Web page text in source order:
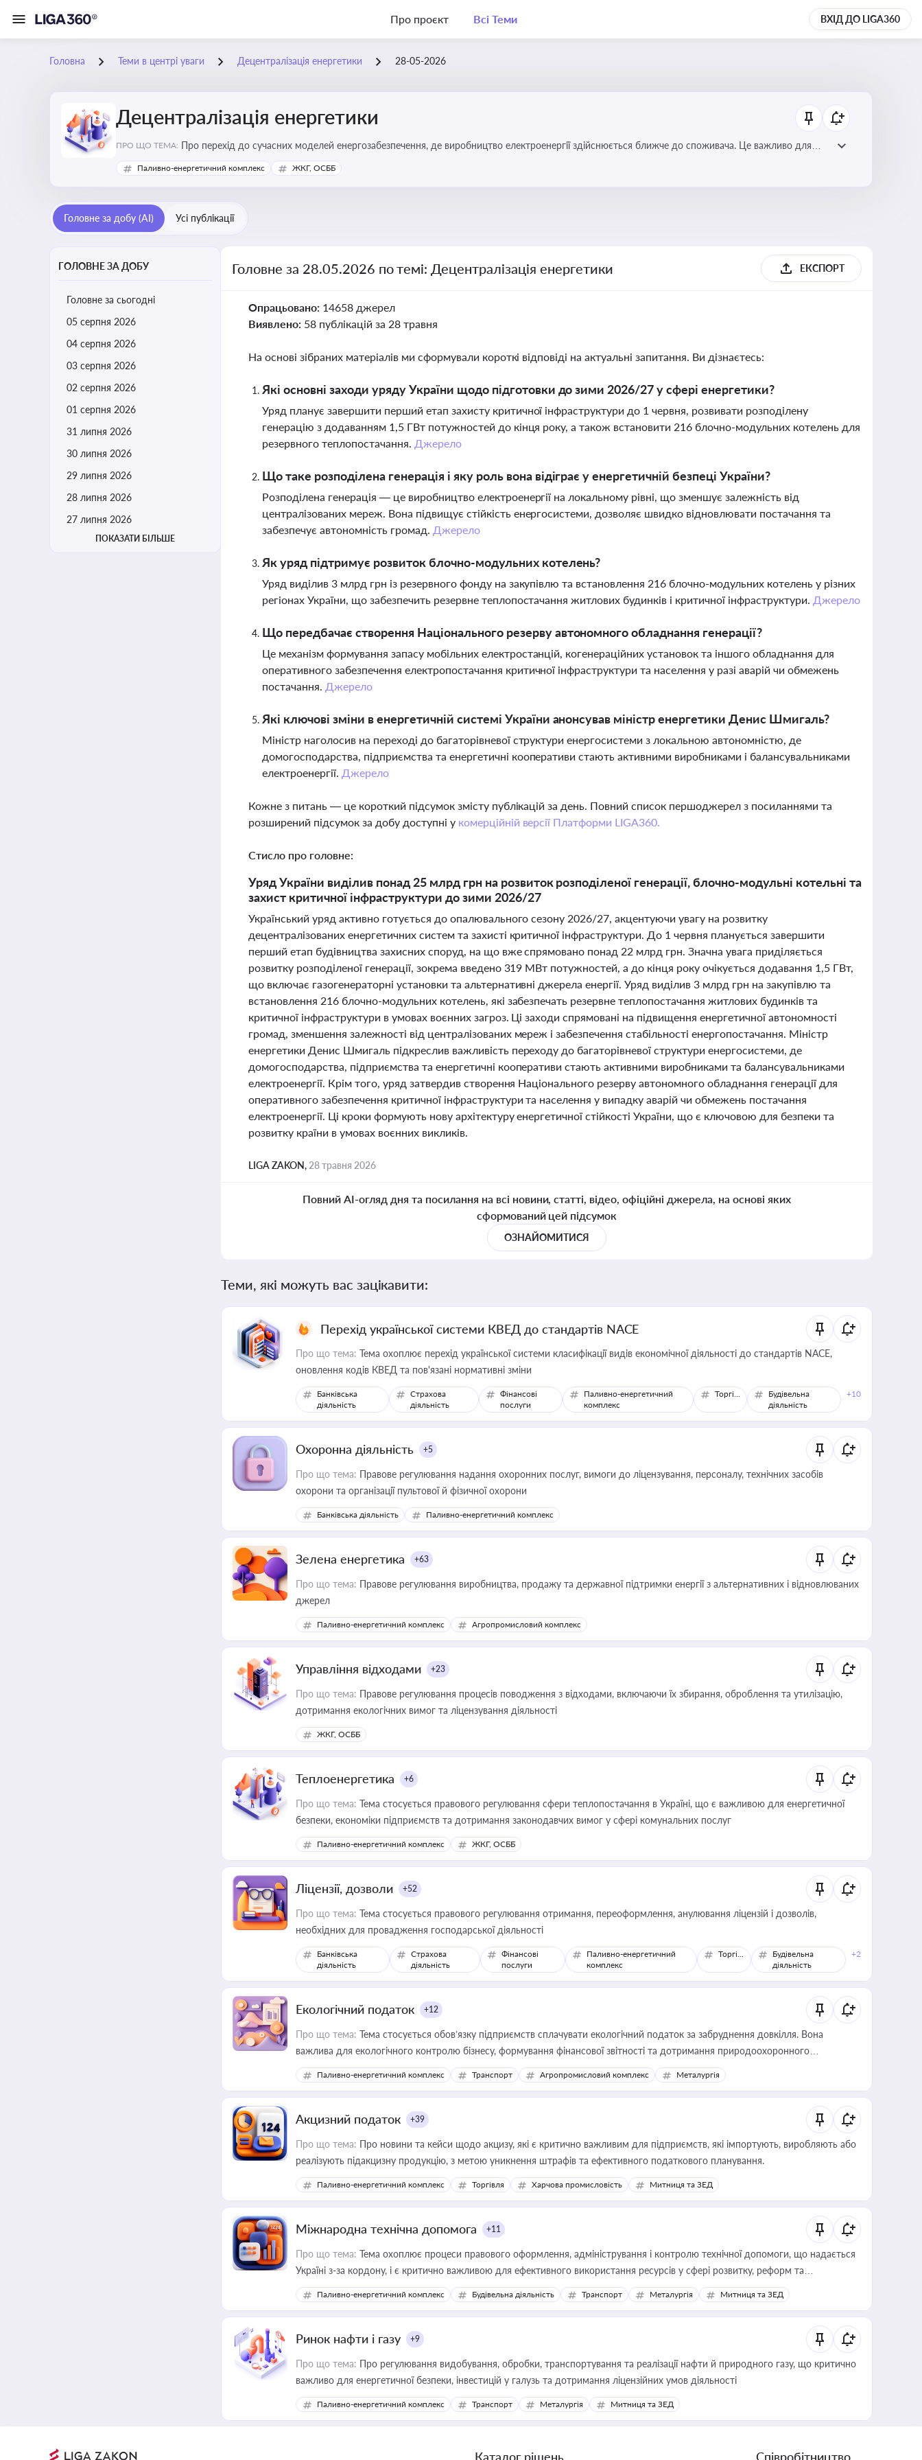
Про проєкт Всі Теми ВХІД ДО LIGA360
Головна Теми в центрі уваги Децентралізація енергетики 28-05-2026
Децентралізація енергетики
ПРО ЩО ТЕМА: Про перехід до сучасних моделей енергозабезпечення, де виробництво електроенергії здійснюється ближче до споживача. Це важливо для
підвищення енергонезалежності громад, зменшення втрат при транспортуванні енергії та стимулювання розвитку відновлюваних джерел
Паливно-енергетичний комплекс ЖКГ, ОСББ
Головне за добу (AI) Усі публікації
ГОЛОВНЕ ЗА ДОБУ
Головне за сьогодні
05 серпня 2026
04 серпня 2026
03 серпня 2026
02 серпня 2026
01 серпня 2026
31 липня 2026
30 липня 2026
29 липня 2026
28 липня 2026
27 липня 2026
ПОКАЗАТИ БІЛЬШЕ
Головне за 28.05.2026 по темі: Децентралізація енергетики ЕКСПОРТ
Опрацьовано: 14658 джерел
Виявлено: 58 публікацій за 28 травня
На основі зібраних матеріалів ми сформували короткі відповіді на актуальні запитання. Ви дізнаєтесь:
Які основні заходи уряду України щодо підготовки до зими 2026/27 у сфері енергетики?
Уряд планує завершити перший етап захисту критичної інфраструктури до 1 червня, розвивати розподілену
генерацію з додаванням 1,5 ГВт потужностей до кінця року, а також встановити 216 блочно-модульних котелень для
резервного теплопостачання. Джерело
Що таке розподілена генерація і яку роль вона відіграє у енергетичній безпеці України?
Розподілена генерація — це виробництво електроенергії на локальному рівні, що зменшує залежність від
централізованих мереж. Вона підвищує стійкість енергосистеми, дозволяє швидко відновлювати постачання та
забезпечує автономність громад. Джерело
Як уряд підтримує розвиток блочно-модульних котелень?
Уряд виділив 3 млрд грн із резервного фонду на закупівлю та встановлення 216 блочно-модульних котелень у різних
регіонах України, що забезпечить резервне теплопостачання житлових будинків і критичної інфраструктури. Джерело
Що передбачає створення Національного резерву автономного обладнання генерації?
Це механізм формування запасу мобільних електростанцій, когенераційних установок та іншого обладнання для
оперативного забезпечення електропостачання критичної інфраструктури та населення у разі аварій чи обмежень
постачання. Джерело
Які ключові зміни в енергетичній системі України анонсував міністр енергетики Денис Шмигаль?
Міністр наголосив на переході до багаторівневої структури енергосистеми з локальною автономністю, де
домогосподарства, підприємства та енергетичні кооперативи стають активними виробниками і балансувальниками
електроенергії. Джерело
Кожне з питань — це короткий підсумок змісту публікацій за день. Повний список першоджерел з посиланнями та
розширений підсумок за добу доступні у комерційній версії Платформи LIGA360.
Стисло про головне:
Уряд України виділив понад 25 млрд грн на розвиток розподіленої генерації, блочно-модульні котельні та
захист критичної інфраструктури до зими 2026/27
Український уряд активно готується до опалювального сезону 2026/27, акцентуючи увагу на розвитку
децентралізованих енергетичних систем та захисті критичної інфраструктури. До 1 червня планується завершити
перший етап будівництва захисних споруд, на що вже спрямовано понад 22 млрд грн. Значна увага приділяється
розвитку розподіленої генерації, зокрема введено 319 МВт потужностей, а до кінця року очікується додавання 1,5 ГВт,
що включає газогенераторні установки та альтернативні джерела енергії. Уряд виділив 3 млрд грн на закупівлю та
встановлення 216 блочно-модульних котелень, які забезпечать резервне теплопостачання житлових будинків та
критичної інфраструктури в умовах воєнних загроз. Ці заходи спрямовані на підвищення енергетичної автономності
громад, зменшення залежності від централізованих мереж і забезпечення стабільності енергопостачання. Міністр
енергетики Денис Шмигаль підкреслив важливість переходу до багаторівневої структури енергосистеми, де
домогосподарства, підприємства та енергетичні кооперативи стають активними виробниками та балансувальниками
електроенергії. Крім того, уряд затвердив створення Національного резерву автономного обладнання генерації для
оперативного забезпечення критичної інфраструктури та населення у випадку аварій чи обмежень постачання
електроенергії. Ці кроки формують нову архітектуру енергетичної стійкості України, що є ключовою для безпеки та
розвитку країни в умовах воєнних викликів.
LIGA ZAKON, 28 травня 2026
Повний AI-огляд дня та посилання на всі новини, статті, відео, офіційні джерела, на основі яких
сформований цей підсумок
ОЗНАЙОМИТИСЯ
Теми, які можуть вас зацікавити:
Перехід української системи КВЕД до стандартів NACE
Про що тема: Тема охоплює перехід української системи класифікації видів економічної діяльності до стандартів NACE,
оновлення кодів КВЕД та пов'язані нормативні зміни
Банківська
діяльність
Страхова
діяльність
Фінансові
послуги
Паливно-енергетичний
комплекс
Торгівля
Будівельна
діяльність
+10
Охоронна діяльність +5
Про що тема: Правове регулювання надання охоронних послуг, вимоги до ліцензування, персоналу, технічних засобів
охорони та організації пультової й фізичної охорони
Банківська діяльність Паливно-енергетичний комплекс
Зелена енергетика +63
Про що тема: Правове регулювання виробництва, продажу та державної підтримки енергії з альтернативних і відновлюваних
джерел
Паливно-енергетичний комплекс Агропромисловий комплекс
Управління відходами +23
Про що тема: Правове регулювання процесів поводження з відходами, включаючи їх збирання, оброблення та утилізацію,
дотримання екологічних вимог та ліцензування діяльності
ЖКГ, ОСББ
Теплоенергетика +6
Про що тема: Тема стосується правового регулювання сфери теплопостачання в Україні, що є важливою для енергетичної
безпеки, економіки підприємств та дотримання законодавчих вимог у сфері комунальних послуг
Паливно-енергетичний комплекс ЖКГ, ОСББ
Ліцензії, дозволи +52
Про що тема: Тема стосується правового регулювання отримання, переоформлення, анулювання ліцензій і дозволів,
необхідних для провадження господарської діяльності
Банківська
діяльність
Страхова
діяльність
Фінансові
послуги
Паливно-енергетичний
комплекс
Торгівля
Будівельна
діяльність
+2
Екологічний податок +12
Про що тема: Тема стосується обов’язку підприємств сплачувати екологічний податок за забруднення довкілля. Вона
важлива для екологічного контролю бізнесу, формування фінансової звітності та дотримання природоохоронного
законодавства
Паливно-енергетичний комплекс Транспорт Агропромисловий комплекс Металургія
Акцизний податок +39
Про що тема: Про новини та кейси щодо акцизу, які є критично важливим для підприємств, які імпортують, виробляють або
реалізують підакцизну продукцію, з метою уникнення штрафів та ефективного податкового планування.
Паливно-енергетичний комплекс Торгівля Харчова промисловість Митниця та ЗЕД
Міжнародна технічна допомога +11
Про що тема: Тема охоплює процеси правового оформлення, адміністрування і контролю технічної допомоги, що надається
Україні з-за кордону, і є критично важливою для ефективного використання ресурсів у сфері розвитку, реформ та
інфраструктурних проєктів
Паливно-енергетичний комплекс Будівельна діяльність Транспорт Металургія Митниця та ЗЕД
Ринок нафти і газу +9
Про що тема: Про регулювання видобування, обробки, транспортування та реалізації нафти й природного газу, що критично
важливо для енергетичної безпеки, інвестицій у галузь та дотримання ліцензійних умов діяльності
Паливно-енергетичний комплекс Транспорт Металургія Митниця та ЗЕД
Каталог рішень Співробітництво